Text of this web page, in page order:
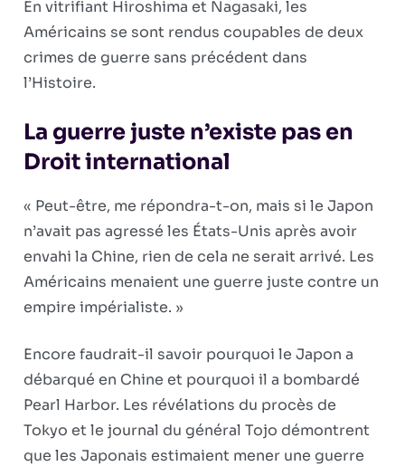
En vitrifiant Hiroshima et Nagasaki, les
Américains se sont rendus coupables de deux
crimes de guerre sans précédent dans
l’Histoire.
La guerre juste n’existe pas en
Droit international
« Peut-être, me répondra-t-on, mais si le Japon
n’avait pas agressé les États-Unis après avoir
envahi la Chine, rien de cela ne serait arrivé. Les
Américains menaient une guerre juste contre un
empire impérialiste. »
Encore faudrait-il savoir pourquoi le Japon a
débarqué en Chine et pourquoi il a bombardé
Pearl Harbor. Les révélations du procès de
Tokyo et le journal du général Tojo démontrent
que les Japonais estimaient mener une guerre